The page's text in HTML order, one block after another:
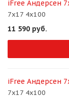
iFree Андерсен
7x17 4x100
11 590 руб.
iFree Андерсен
7x17 4x100